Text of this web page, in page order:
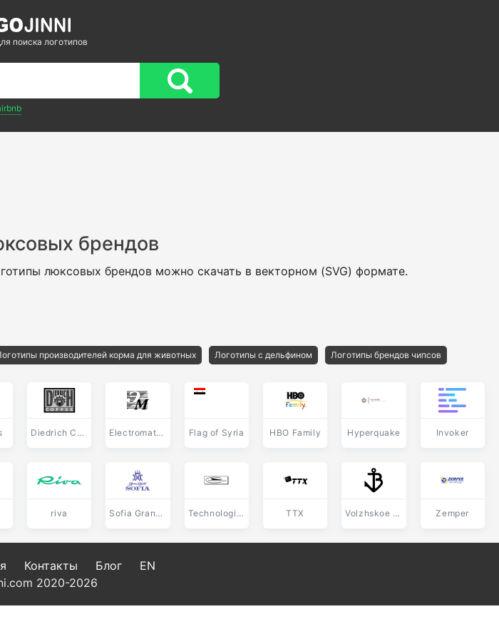
поиска логотипов
брендов
люксовых брендов можно скачать в векторном (SVG) формате.
производителей корма для животных Логотипы с дельфином Логотипы брендов чипсов
Diedrich Coffee Electromaterial Flag of Syria HBO Family Hyperquake Invoker
riva Sofia Grand Hotel Technologii & Transport TTX Volzhskoe Parohodstvo Zemper
Контакты Блог
EN
2020-2026